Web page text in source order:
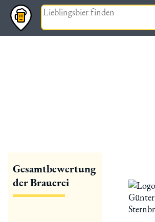
Magazin
Gesamtbewertung
der Brauerei